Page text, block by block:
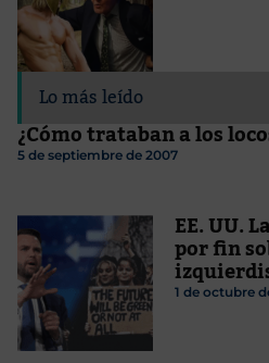
Lo más leído
¿Cómo trataban a los
5 de septiembre de 2007
EE. UU.
por fin
1 de octubre